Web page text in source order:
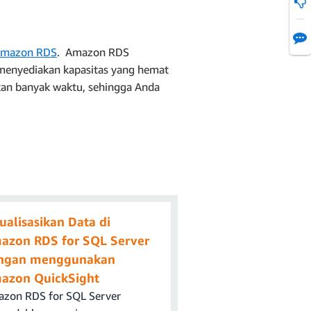
definisi driver. Pilih
".
RDS. Dalam
RDS.
RDS. Amazon RDS
kapasitas yang hemat
banyak waktu, sehingga Anda
Data di
RDS for SQL Server
menggunakan
QuickSight
RDS for SQL Server